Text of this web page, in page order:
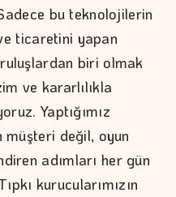
bu teknolojilerin
ticaretini yapan
biri olmak
ve kararlılıkla
Yaptığımız
değil, oyun
adımları her gün
kurucularımızın